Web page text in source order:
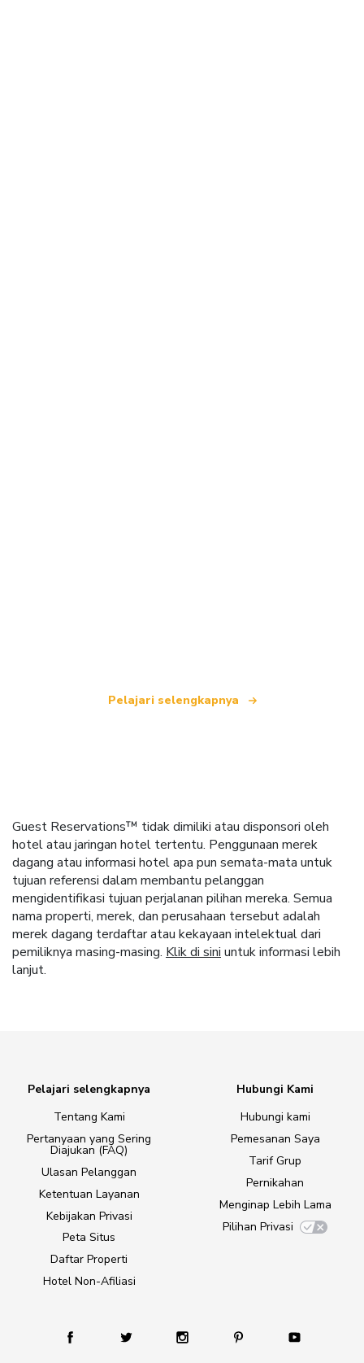
Pelajari selengkapnya
Guest Reservations™ tidak dimiliki atau disponsori oleh
hotel atau jaringan hotel tertentu. Penggunaan merek
dagang atau informasi hotel apa pun semata-mata untuk
tujuan referensi dalam membantu pelanggan
mengidentifikasi tujuan perjalanan pilihan mereka. Semua
nama properti, merek, dan perusahaan tersebut adalah
merek dagang terdaftar atau kekayaan intelektual dari
pemiliknya masing-masing. Klik di sini untuk informasi lebih
lanjut.
Pelajari selengkapnya
Tentang Kami
Pertanyaan yang Sering
Diajukan (FAQ)
Ulasan Pelanggan
Ketentuan Layanan
Kebijakan Privasi
Peta Situs
Daftar Properti
Hotel Non-Afiliasi
Hubungi Kami
Hubungi kami
Pemesanan Saya
Tarif Grup
Pernikahan
Menginap Lebih Lama
Pilihan Privasi